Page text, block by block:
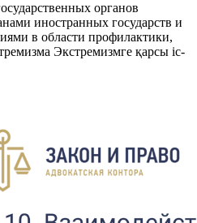
органов
иностранных государств и
в области профилактики,
Экстремизмге қарсы іс-